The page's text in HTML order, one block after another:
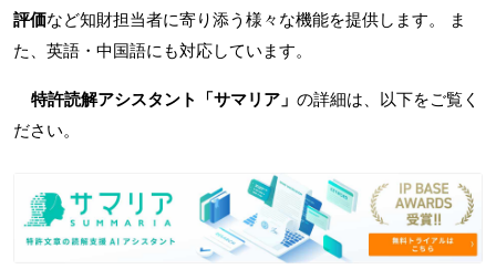
評価など知財担当者に寄り添う様々な機能を提供します。 ま
た、英語・中国語にも対応しています。
特許読解アシスタント「サマリア」 の詳細は、以下をご覧く
ださい。